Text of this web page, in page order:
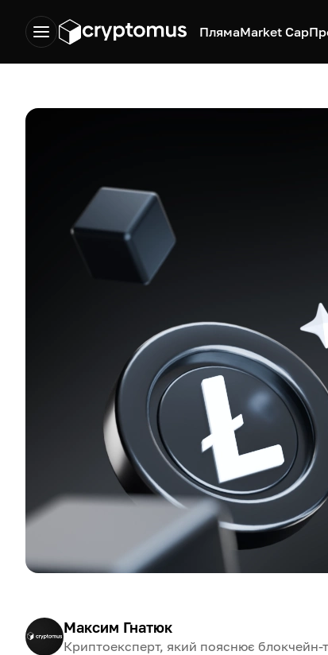
ПлямаMarket Cap
Максим Гнатюк
Криптоексперт, який пояснює блокчейн-